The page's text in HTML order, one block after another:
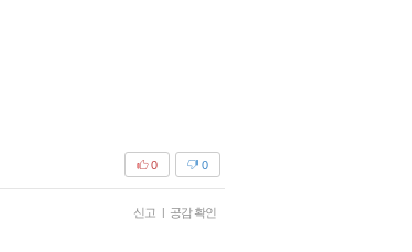
0
0
신고 | 공감 확인